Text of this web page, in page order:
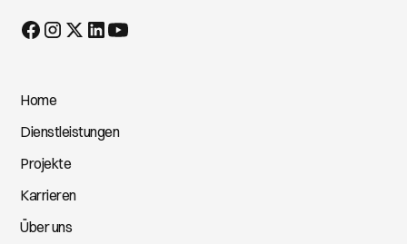
Home
Dienstleistungen
Projekte
Karrieren
Über uns